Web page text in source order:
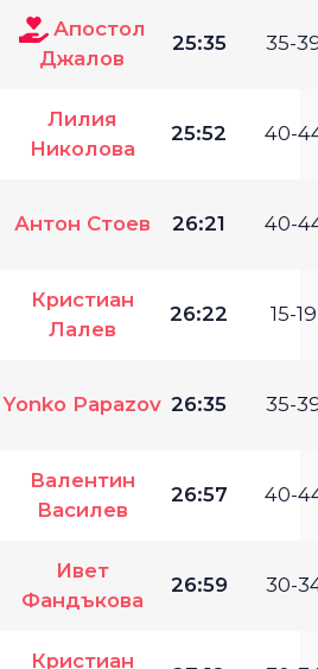
Апостол
Джалов
25:35 35-
Лилия
Николова
25:52 40-
Антон Стоев 26:21 40-
Кристиан
Лалев
26:22 15-
Yonko Papazov 26:35 35-
Валентин
Василев
26:57 40-
Ивет
Фандъкова
26:59 30-
Кристиан